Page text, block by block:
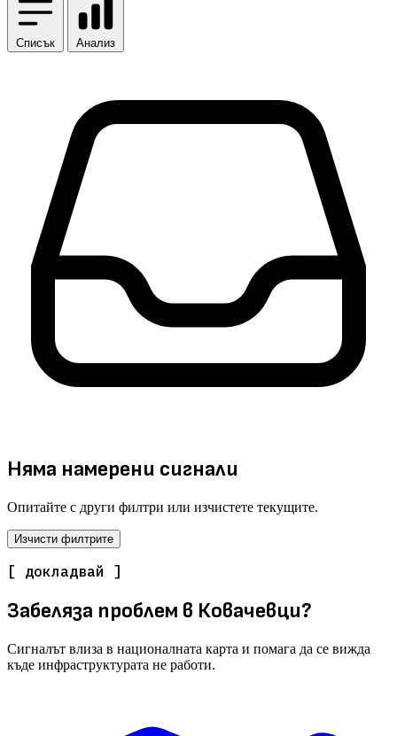
Списък Анализ
Няма намерени сигнали
Опитайте с други филтри или изчистете текущите.
Изчисти филтрите
[ докладвай ]
Забеляза проблем в Ковачевци?
Сигналът влиза в националната карта и помага да се вижда
къде инфраструктурата не работи.